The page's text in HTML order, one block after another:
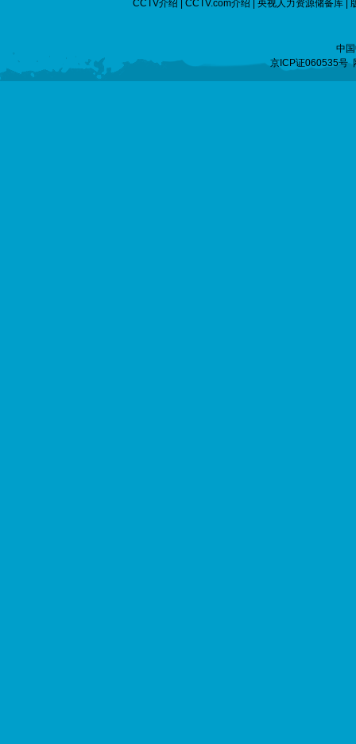
CCTV介绍 CCTV.com介绍 央视人力资源储备库
中
京ICP证060535号